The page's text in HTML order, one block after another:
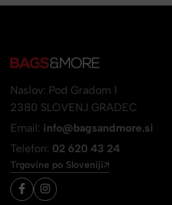
Naslov: Pod Gradom 1
2380 SLOVENJ GRADEC
Email: info@bagsandmore.si
Telefon: 02 620 43 24
Trgovine po Sloveniji